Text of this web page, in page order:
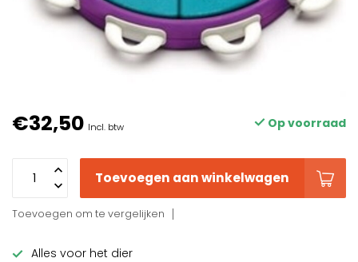
€32,50 Incl. btw Op voorraad
Toevoegen aan winkelwagen
Toevoegen om te vergelijken
Alles voor het dier